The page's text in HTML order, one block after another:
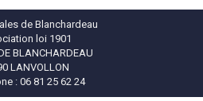
de Blanchardeau
loi 1901
BLANCHARDEAU
LANVOLLON
: 06 81 25 62 24